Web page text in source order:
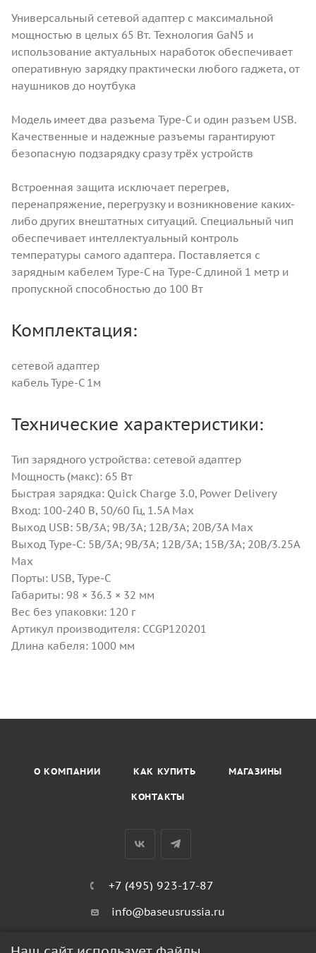
Универсальный сетевой адаптер с максимальной
мощностью в целых 65 Вт. Технология GaN5 и
использование актуальных наработок обеспечивает
оперативную зарядку практически любого гаджета, от
наушников до ноутбука
Модель имеет два разъема Type-C и один разъем USB.
Качественные и надежные разъемы гарантируют
безопасную подзарядку сразу трёх устройств
Встроенная защита исключает перегрев,
перенапряжение, перегрузку и возникновение каких-
либо других внештатных ситуаций. Специальный чип
обеспечивает интеллектуальный контроль
температуры самого адаптера. Поставляется с
зарядным кабелем Type-C на Type-C длиной 1 метр и
пропускной способностью до 100 Вт
Комплектация:
сетевой адаптер
кабель Type-C 1м
Технические характеристики:
Тип зарядного устройства: сетевой адаптер
Мощность (макс): 65 Вт
Быстрая зарядка: Quick Charge 3.0, Power Delivery
Вход: 100-240 В, 50/60 Гц, 1.5A Max
Выход USB: 5В/3A; 9В/3A; 12В/3A; 20В/3A Max
Выход Type-C: 5В/3A; 9В/3A; 12В/3A; 15В/3A; 20В/3.25A
Max
Порты: USB, Type-C
Габариты: 98 × 36.3 × 32 мм
Вес без упаковки: 120 г
Артикул производителя: CCGP120201
Длина кабеля: 1000 мм
О КОМПАНИИ КАК КУПИТЬ МАГАЗИНЫ
КОНТАКТЫ
+7 (495) 923-17-87
info@baseusrussia.ru